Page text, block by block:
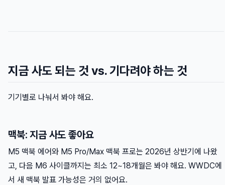
지금 사도 되는 것 vs. 기다려야 하는 것
기기별로 나눠서 봐야 해요.
맥북: 지금 사도 좋아요
M5 맥북 에어와 M5 Pro/Max 맥북 프로는 2026년 상반기에 나왔
고, 다음 M6 사이클까지는 최소 12~18개월은 봐야 해요. WWDC에
서 새 맥북 발표 가능성은 거의 없어요.